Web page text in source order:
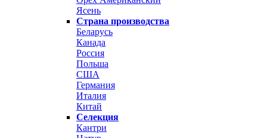
Ясень
Страна производства
Беларусь
Канада
Россия
Польша
США
Германия
Италия
Китай
Селекция
Кантри